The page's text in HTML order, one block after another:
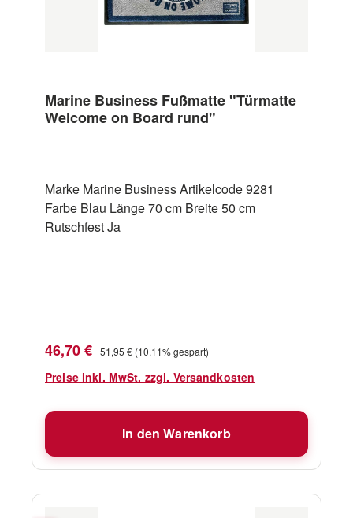
Marine Business Fußmatte "Türmatte
Welcome on Board rund"
Marke Marine Business Artikelcode 9281
Farbe Blau Länge 70 cm Breite 50 cm
Rutschfest Ja
Verkaufspreis:
46,70 € Regulärer Preis:
51,95 € (10.11% gespart)
Preise inkl. MwSt. zzgl. Versandkosten
In den Warenkorb